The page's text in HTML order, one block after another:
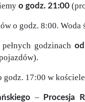
o godz. 21:00
o godz. 8:00.
godzinach
godz. 17:00 w
– Procesja